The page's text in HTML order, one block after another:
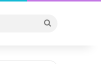
...